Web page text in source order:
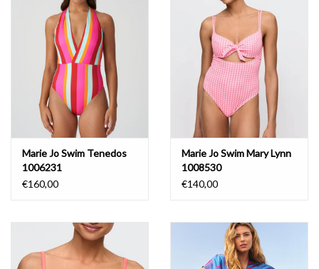
Lingerie-accessoires
Cartes-cadeaux
Marie Jo Swim Tenedos
1006231
€160,00
Marie Jo Swim Mary Lynn
1008530
€140,00